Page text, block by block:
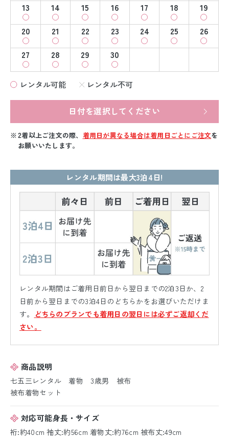
13
14 15 16 17 18
19
20
21 22 23 24 25
26
27
28 29 30
レンタル可能 レンタル不可
日付を選択してください
2着以上ご注文の際、 着用日が異なる場合は着用日ごとにご注文を
お願いいたします。
レンタル期間は最大3泊4日!
レンタル期間はご着用日前日から翌日までの2泊3日か、2
日前から翌日までの3泊4日のどちらかをお選びいただけま
す。
どちらのプランでも着用日の翌日には必ずご返却くだ
さい。
商品説明
七五三レンタル 着物 3歳男 被布
被布着物セット
対応可能身長・サイズ
裄:約40cm 袖丈:約56cm 着物丈:約76cm 被布丈:49cm